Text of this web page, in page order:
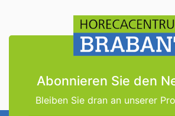
Abonnieren Sie den
Bleiben Sie dran an unserer